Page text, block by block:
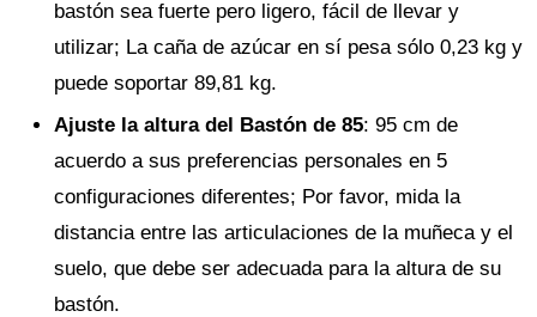
bastón sea fuerte pero ligero, fácil de llevar y
utilizar; La caña de azúcar en sí pesa sólo 0,23 kg y
puede soportar 89,81 kg.
Ajuste la altura del Bastón de 85: 95 cm de
acuerdo a sus preferencias personales en 5
configuraciones diferentes; Por favor, mida la
distancia entre las articulaciones de la muñeca y el
suelo, que debe ser adecuada para la altura de su
bastón.